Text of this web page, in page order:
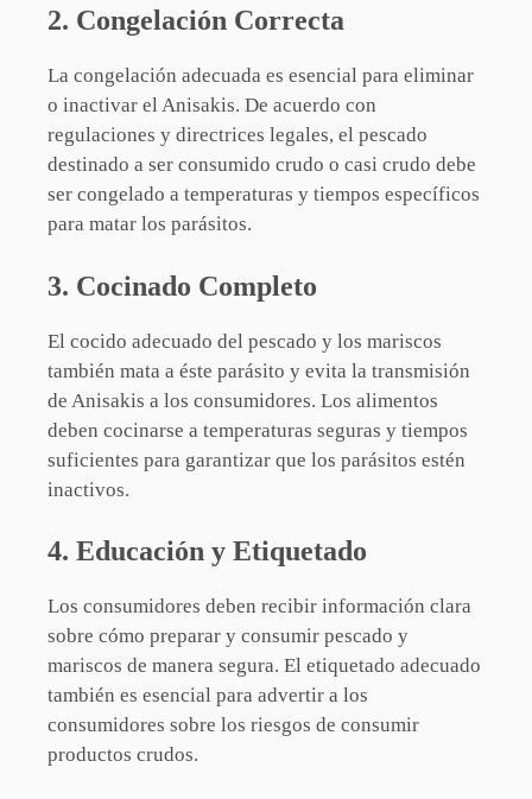
2. Congelación Correcta
La congelación adecuada es esencial para eliminar
o inactivar el Anisakis. De acuerdo con
regulaciones y directrices legales, el pescado
destinado a ser consumido crudo o casi crudo debe
ser congelado a temperaturas y tiempos específicos
para matar los parásitos.
3. Cocinado Completo
El cocido adecuado del pescado y los mariscos
también mata a éste parásito y evita la transmisión
de Anisakis a los consumidores. Los alimentos
deben cocinarse a temperaturas seguras y tiempos
suficientes para garantizar que los parásitos estén
inactivos.
4. Educación y Etiquetado
Los consumidores deben recibir información clara
sobre cómo preparar y consumir pescado y
mariscos de manera segura. El etiquetado adecuado
también es esencial para advertir a los
consumidores sobre los riesgos de consumir
productos crudos.